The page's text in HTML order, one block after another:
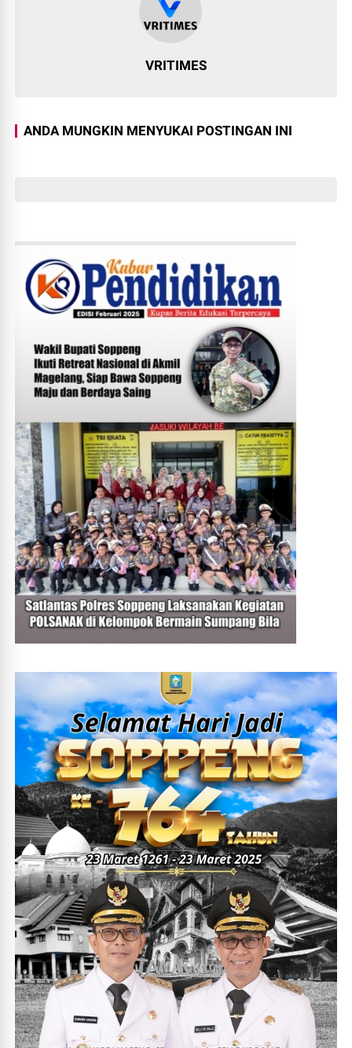
VRITIMES
ANDA MUNGKIN MENYUKAI POSTINGAN INI